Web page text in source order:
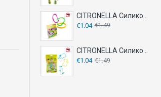
€1.04 €1.49
€1.04 €1.49